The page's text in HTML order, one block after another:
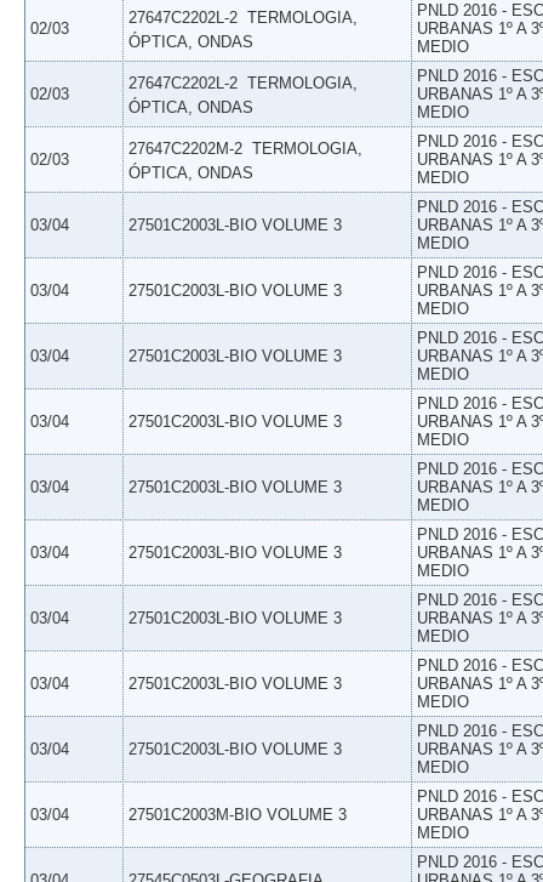
02/03
27647C2202L-2  TERMOLOGIA,
ÓPTICA, ONDAS
PNLD 2016 -
URBANAS 1º A
MEDIO
02/03
27647C2202L-2  TERMOLOGIA,
ÓPTICA, ONDAS
PNLD 2016 -
URBANAS 1º A
MEDIO
02/03
27647C2202M-2  TERMOLOGIA,
ÓPTICA, ONDAS
PNLD 2016 -
URBANAS 1º A
MEDIO
03/04 27501C2003L-BIO VOLUME 3
PNLD 2016 -
URBANAS 1º A
MEDIO
03/04 27501C2003L-BIO VOLUME 3
PNLD 2016 -
URBANAS 1º A
MEDIO
03/04 27501C2003L-BIO VOLUME 3
PNLD 2016 -
URBANAS 1º A
MEDIO
03/04 27501C2003L-BIO VOLUME 3
PNLD 2016 -
URBANAS 1º A
MEDIO
03/04 27501C2003L-BIO VOLUME 3
PNLD 2016 -
URBANAS 1º A
MEDIO
03/04 27501C2003L-BIO VOLUME 3
PNLD 2016 -
URBANAS 1º A
MEDIO
03/04 27501C2003L-BIO VOLUME 3
PNLD 2016 -
URBANAS 1º A
MEDIO
03/04 27501C2003L-BIO VOLUME 3
PNLD 2016 -
URBANAS 1º A
MEDIO
03/04 27501C2003L-BIO VOLUME 3
PNLD 2016 -
URBANAS 1º A
MEDIO
03/04 27501C2003M-BIO VOLUME 3
PNLD 2016 -
URBANAS 1º A
MEDIO
PNLD 2016 -